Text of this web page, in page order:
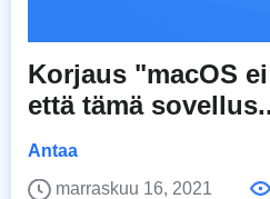
Korjaus "macOS
että tämä
Antaa
marraskuu 16, 2021